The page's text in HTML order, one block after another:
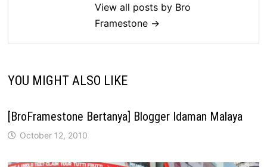
View all posts by Bro
Framestone →
YOU MIGHT ALSO LIKE
[BroFramestone Bertanya] Blogger Idaman Malaya
October 12, 2010